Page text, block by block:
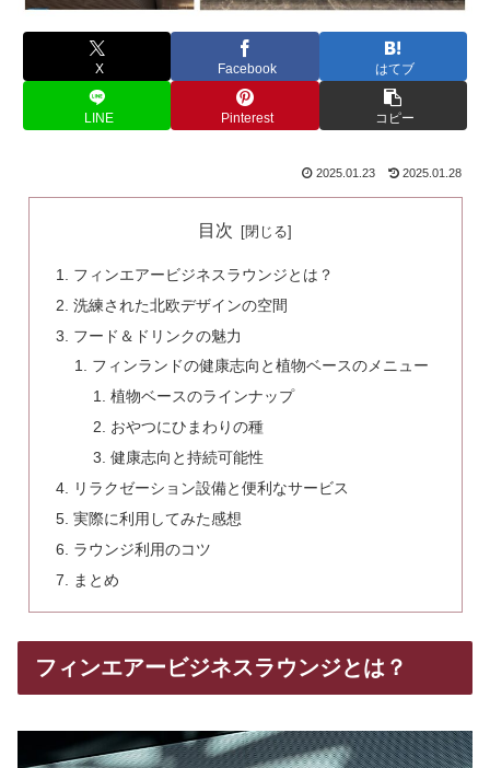
X Facebook はてブ
LINE Pinterest コピー
2025.01.23 2025.01.28
目次
フィンエアービジネスラウンジとは？
洗練された北欧デザインの空間
フード＆ドリンクの魅力
フィンランドの健康志向と植物ベースのメニュー
植物ベースのラインナップ
おやつにひまわりの種
健康志向と持続可能性
リラクゼーション設備と便利なサービス
実際に利用してみた感想
ラウンジ利用のコツ
まとめ
フィンエアービジネスラウンジとは？